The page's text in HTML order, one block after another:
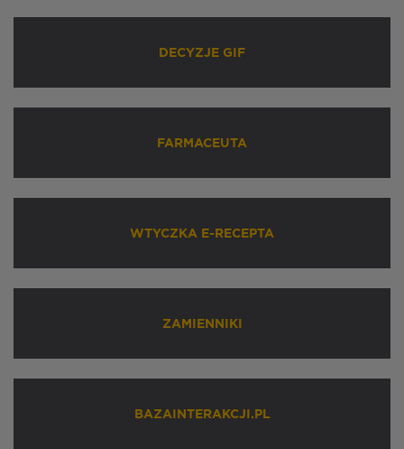
DECYZJE GIF
FARMACEUTA
WTYCZKA E-RECEPTA
ZAMIENNIKI
BAZAINTERAKCJI.PL